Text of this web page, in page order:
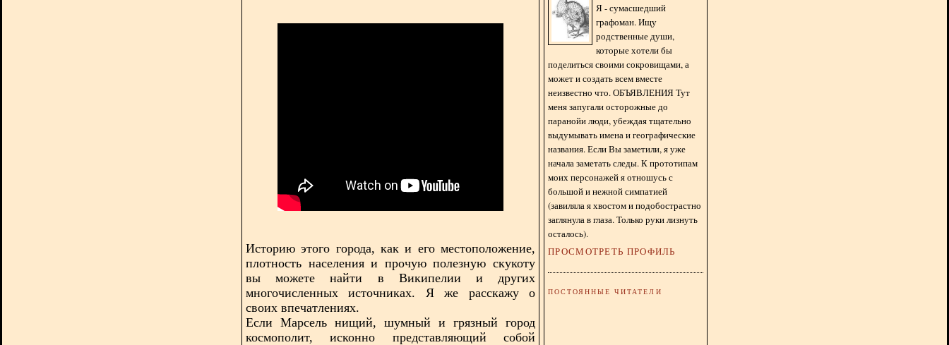
Историю этого города, как и его местоположение,
плотность населения и прочую полезную скукоту
вы можете найти в Википелии и других
многочисленных источниках. Я же расскажу о
своих впечатлениях.
Если Марсель нищий, шумный и грязный город
космополит, исконно представляющий собой
Я - сумасшедший
графоман. Ищу
родственные души,
которые хотели бы
поделиться своими сокровищами, а
может и создать всем вместе
неизвестно что. ОБЪЯВЛЕНИЯ Тут
меня запугали осторожные до
паранойи люди, убеждая тщательно
выдумывать имена и географические
названия. Если Вы заметили, я уже
начала заметать следы. К прототипам
моих персонажей я отношусь с
большой и нежной симпатией
(завиляла я хвостом и подобострастно
заглянула в глаза. Только руки лизнуть
осталось).
ПРОСМОТРЕТЬ ПРОФИЛЬ
ПОСТОЯННЫЕ ЧИТАТЕЛИ